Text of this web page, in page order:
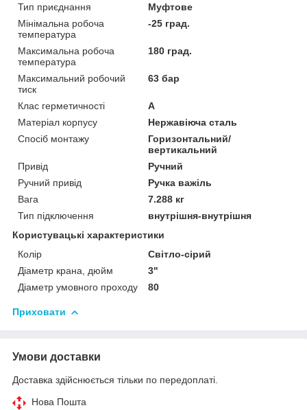
Тип приєднання
Муфтове
Мінімальна робоча
температура
-25 град.
Максимальна робоча
температура
180 град.
Максимальний робочий
тиск
63 бар
Клас герметичності
А
Матеріал корпусу
Нержавіюча сталь
Спосіб монтажу
Горизонтальний/
вертикальний
Привід
Ручний
Ручний привід
Ручка важіль
Вага
7.288 кг
Тип підключення
внутрішня-внутрішня
Користувацькі характеристики
Колір
Світло-сірий
Діаметр крана, дюйм
3"
Діаметр умовного проходу
80
Приховати
Умови доставки
Доставка здійснюється тільки по передоплаті.
Нова Пошта